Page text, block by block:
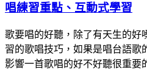
唱練習重點、互動式學習
歌要唱的好聽，除了有天生的好
習的歌唱技巧，如果是唱台語歌
影響一首歌唱的好不好聽很重要